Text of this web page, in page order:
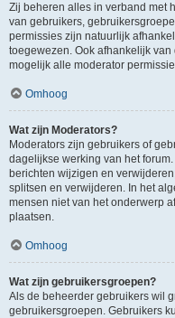
Zij beheren alles in verband met
van gebruikers,
permissies zijn natuurlijk
toegewezen. Ook afhankelijk
mogelijk alle moderator
Omhoog
Wat zijn Moderators?
Moderators zijn gebruikers of
dagelijkse werking van het
berichten wijzigen en
splitsen en verwijderen. In het
mensen niet van het onderwerp
plaatsen.
Omhoog
Wat zijn gebruikersgroepen?
Als de beheerder gebruikers wil
gebruikersgroepen. Gebruikers